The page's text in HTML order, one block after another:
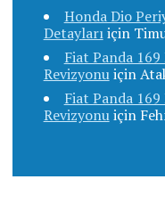
Honda Dio
Detaylarıiçin
Fiat Panda
Revizyonuiçin
Fiat Panda
Revizyonuiçin